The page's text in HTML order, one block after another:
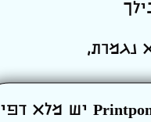
נגמרת,
ואל תשכח – אם צריך הפסקה מהחגיגות, באתר שלנו Printpong יש מלא דפי